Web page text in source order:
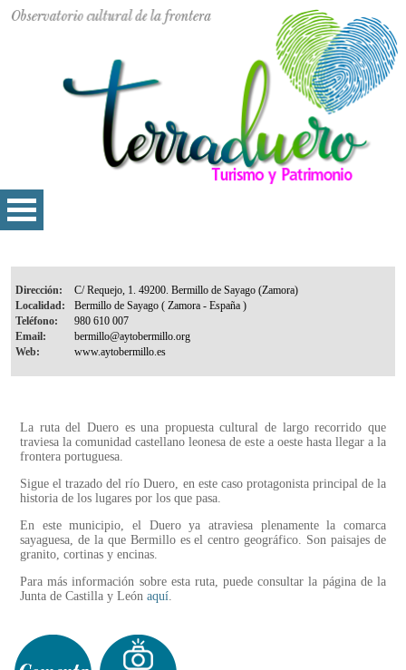
Dirección:
Localidad:
Teléfono:
Email:
Web:
La ruta del Duero es una propuesta cultural de largo recorrido que
traviesa la comunidad castellano leonesa de este a oeste hasta llegar a la
frontera portuguesa.
Sigue el trazado del río Duero, en este caso protagonista principal de la
historia de los lugares por los que pasa.
En este municipio, el Duero ya atraviesa plenamente la comarca
sayaguesa, de la que Bermillo es el centro geográfico. Son paisajes de
granito, cortinas y encinas.
Para más información sobre esta ruta, puede consultar la página de la
Junta de Castilla y León aquí.